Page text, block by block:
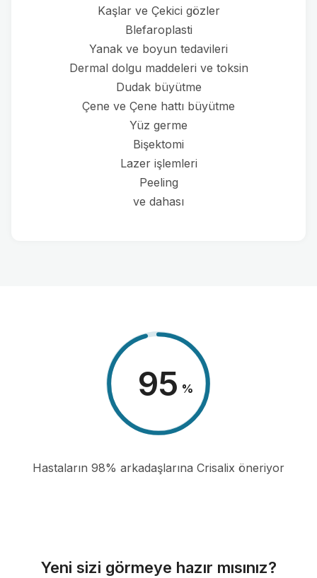
Kaşlar ve Çekici gözler
Blefaroplasti
Yanak ve boyun tedavileri
Dermal dolgu maddeleri ve toksin
Dudak büyütme
Çene ve Çene hattı büyütme
Yüz germe
Bişektomi
Lazer işlemleri
Peeling
ve dahası
98 %
Hastaların 98% arkadaşlarına Crisalix öneriyor
Yeni sizi görmeye hazır mısınız?